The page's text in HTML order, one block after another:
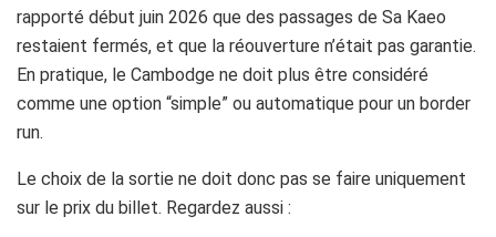
rapporté début juin 2026 que des passages de Sa Kaeo
restaient fermés, et que la réouverture n’était pas garantie.
En pratique, le Cambodge ne doit plus être considéré
comme une option “simple” ou automatique pour un border
run.
Le choix de la sortie ne doit donc pas se faire uniquement
sur le prix du billet. Regardez aussi :